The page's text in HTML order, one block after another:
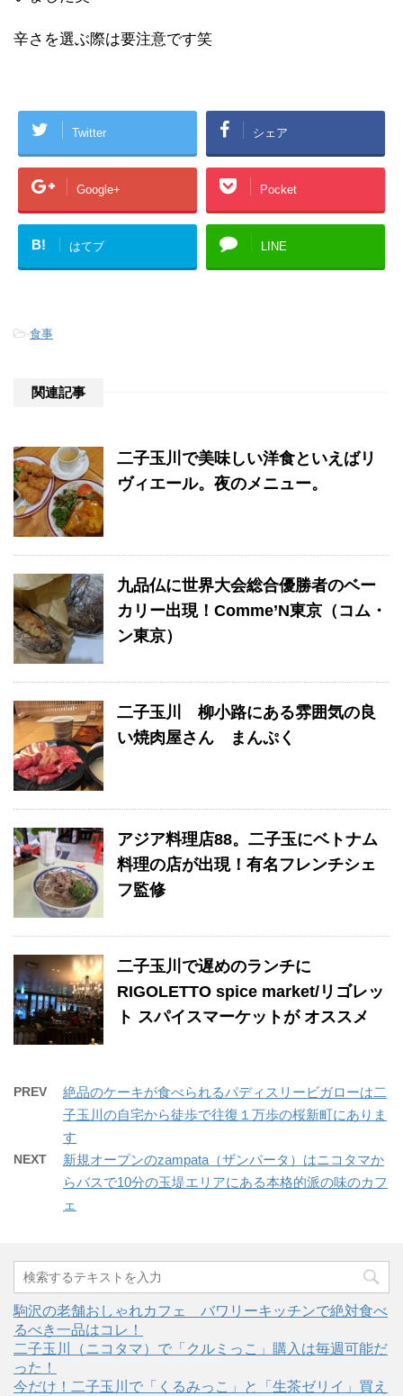
辛さを選ぶ際は要注意です笑
Twitter シェア
Google+ Pocket
B! はてブ LINE
-食事
関連記事
二子玉川で美味しい洋食といえばリ
ヴィエール。夜のメニュー。
九品仏に世界大会総合優勝者のベー
カリー出現！Comme’N東京（コム・
ン東京）
二子玉川 柳小路にある雰囲気の良
い焼肉屋さん まんぷく
アジア料理店88。二子玉にベトナム
料理の店が出現！有名フレンチシェ
フ監修
二子玉川で遅めのランチに
RIGOLETTO spice market/リゴレッ
ト スパイスマーケットが オススメ
PREV
絶品のケーキが食べられるパディスリービガローは二
子玉川の自宅から徒歩で往復１万歩の桜新町にありま
す
NEXT
新規オープンのzampata（ザンパータ）はニコタマか
らバスで10分の玉堤エリアにある本格的派の味のカフ
ェ
駒沢の老舗おしゃれカフェ バワリーキッチンで絶対食べ
るべき一品はコレ！
二子玉川（ニコタマ）で「クルミっこ」購入は毎週可能だ
った！
今だけ！二子玉川で「くるみっこ」と「生茶ゼリイ」買え